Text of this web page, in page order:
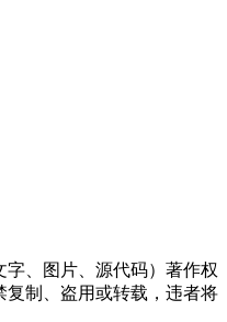
、图片、源代码）著作权
制、盗用或转载，违者将